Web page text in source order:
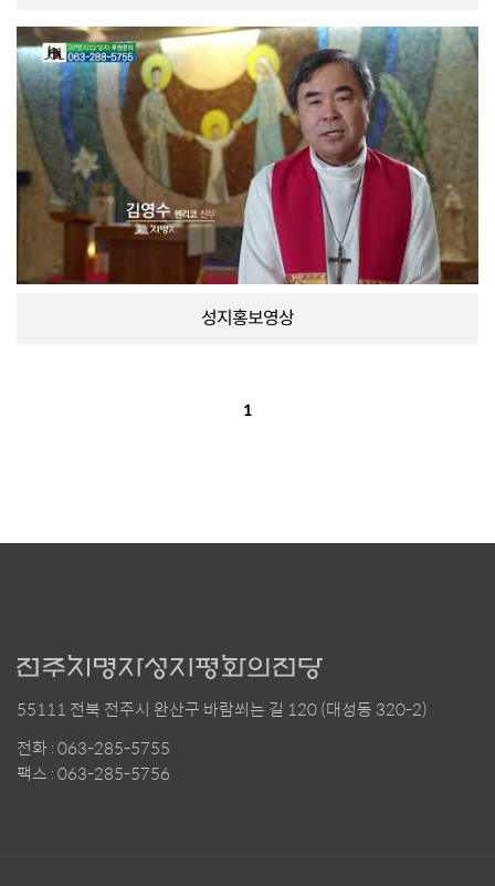
성지홍보영상
1
55111 전북 전주시 완산구 바람쐬는 길 120 (대성동 320-2)
전화 : 063-285-5755
팩스 : 063-285-5756